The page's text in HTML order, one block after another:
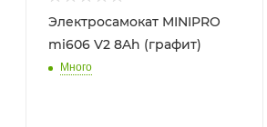
Электросамокат MINIPRO
mi606 V2 8Ah (графит)
Много